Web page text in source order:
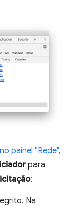
painel "Rede",
para
:
Na